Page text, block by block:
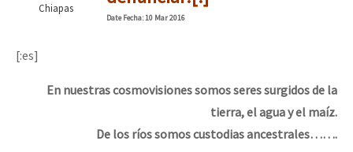
Mundo
Megaproyectos
Dia 1: Encontro “Guerra contra a Humanidade”
[CDMX – 20 julio] Jornadas globales por la libertad de Jesús
Chiapas
DateFecha: 10 Mar 2016
[:es]
En nuestras cosmovisiones somos seres surgidos de la
tierra, el agua y el maíz.
De los ríos somos custodias ancestrales…….